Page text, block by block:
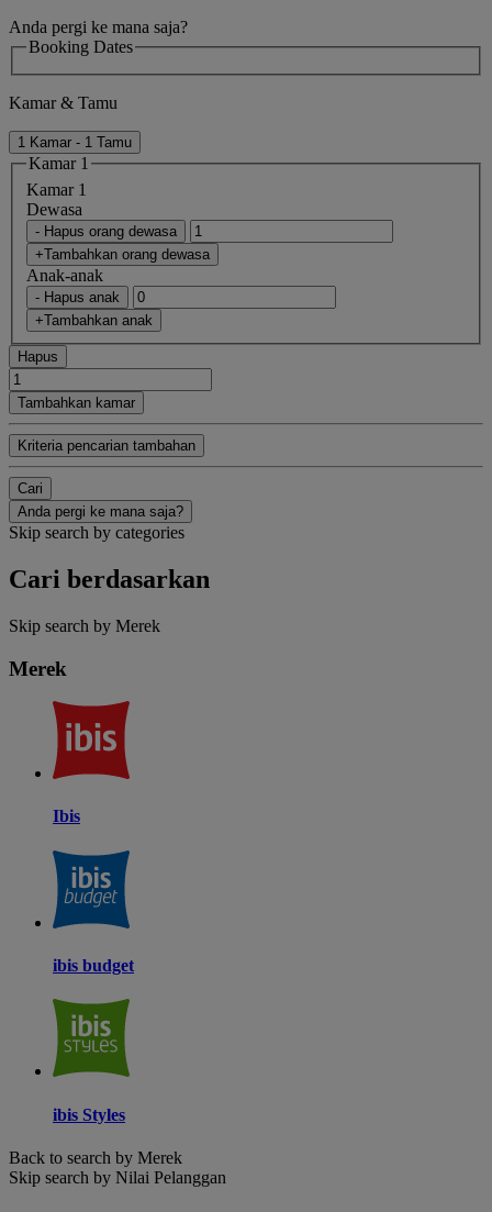
Anda pergi ke mana saja?
Booking Dates
Kamar & Tamu
1 Kamar - 1 Tamu
Kamar 1
Kamar 1
Dewasa
- Hapus orang dewasa
+Tambahkan orang dewasa
Anak-anak
- Hapus anak
+Tambahkan anak
Hapus
Tambahkan kamar
Kriteria pencarian tambahan
Cari
Anda pergi ke mana saja?
Skip search by categories
Cari berdasarkan
Skip search by Merek
Merek
Ibis
ibis budget
ibis Styles
Back to search by Merek
Skip search by Nilai Pelanggan